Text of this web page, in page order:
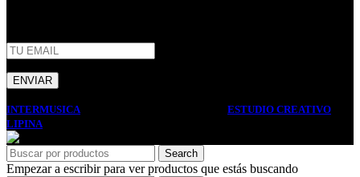
INTERMUSICA
ESTUDIO CREATIVO
LIPINA. PREMIUM E-COMMERCE SOLUTIONS.
Search
Empezar a escribir para ver productos que estás buscando